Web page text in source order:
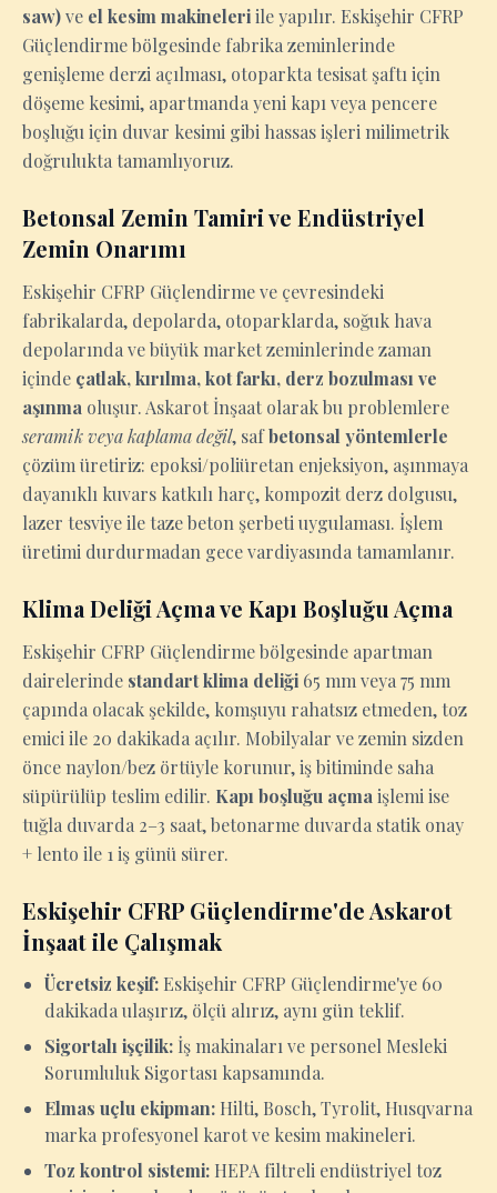
saw)ve el kesim makineleriile yapılır. Eskişehir CFRP
Güçlendirme bölgesinde fabrika zeminlerinde
genişleme derzi açılması, otoparkta tesisat şaftı için
döşeme kesimi, apartmanda yeni kapı veya pencere
boşluğu için duvar kesimi gibi hassas işleri milimetrik
doğrulukta tamamlıyoruz.
Betonsal Zemin Tamiri ve Endüstriyel
Zemin Onarımı
Eskişehir CFRP Güçlendirme ve çevresindeki
fabrikalarda, depolarda, otoparklarda, soğuk hava
depolarında ve büyük market zeminlerinde zaman
içinde çatlak, kırılma, kot farkı, derz bozulması ve
aşınma oluşur. Askarot İnşaat olarak bu problemlere
seramik veya kaplama değil, safbetonsal yöntemlerle
çözüm üretiriz: epoksi/poliüretan enjeksiyon, aşınmaya
dayanıklı kuvars katkılı harç, kompozit derz dolgusu,
lazer tesviye ile taze beton şerbeti uygulaması. İşlem
üretimi durdurmadan gece vardiyasında tamamlanır.
Klima Deliği Açma ve Kapı Boşluğu Açma
Eskişehir CFRP Güçlendirme bölgesinde apartman
dairelerinde standart klima deliği 65 mm veya 75 mm
çapında olacak şekilde, komşuyu rahatsız etmeden, toz
emici ile 20 dakikada açılır. Mobilyalar ve zemin sizden
önce naylon/bez örtüyle korunur, iş bitiminde saha
süpürülüp teslim edilir. Kapı boşluğu açma işlemi ise
tuğla duvarda 2–3 saat, betonarme duvarda statik onay
+ lento ile 1 iş günü sürer.
Eskişehir CFRP Güçlendirme'de Askarot
İnşaat ile Çalışmak
Ücretsiz keşif: Eskişehir CFRP Güçlendirme'ye 60
dakikada ulaşırız, ölçü alırız, aynı gün teklif.
Sigortalı işçilik: İş makinaları ve personel Mesleki
Sorumluluk Sigortası kapsamında.
Elmas uçlu ekipman: Hilti, Bosch, Tyrolit, Husqvarna
marka profesyonel karot ve kesim makineleri.
Toz kontrol sistemi: HEPA filtreli endüstriyel toz